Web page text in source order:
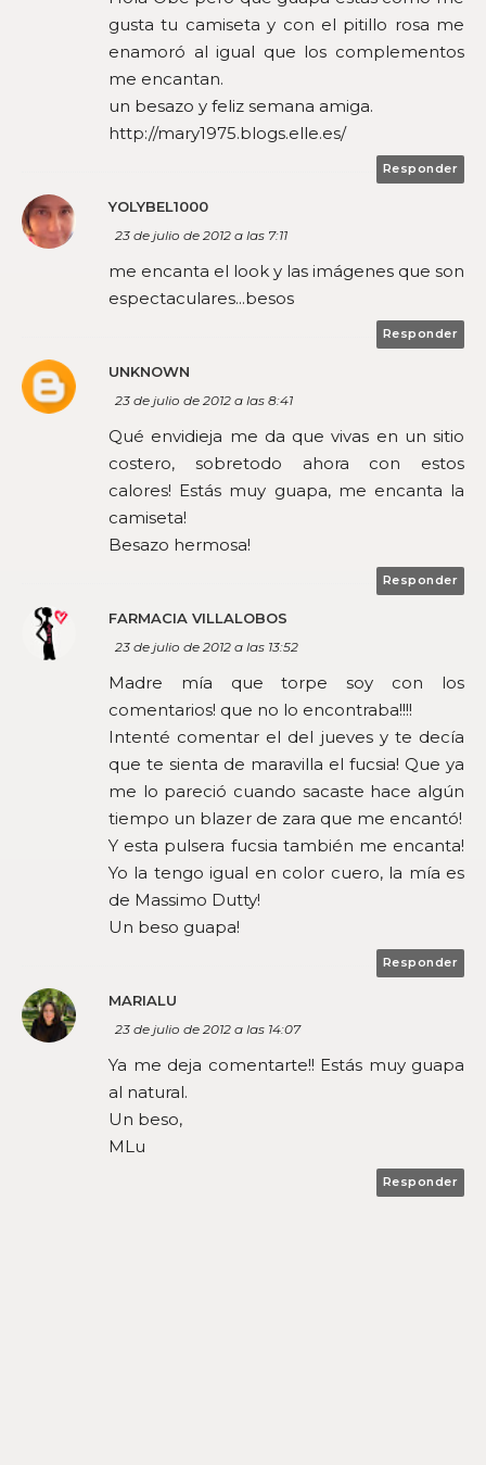
gusta tu camiseta y con el pitillo rosa me
enamoró al igual que los complementos
me encantan.
un besazo y feliz semana amiga.
http://mary1975.blogs.elle.es/
Responder
YOLYBEL1000
23 de julio de 2012 a las 7:11
me encanta el look y las imágenes que son
espectaculares...besos
Responder
UNKNOWN
23 de julio de 2012 a las 8:41
Qué envidieja me da que vivas en un sitio
costero, sobretodo ahora con estos
calores! Estás muy guapa, me encanta la
camiseta!
Besazo hermosa!
Responder
FARMACIA VILLALOBOS
23 de julio de 2012 a las 13:52
Madre mía que torpe soy con los
comentarios! que no lo encontraba!!!!
Intenté comentar el del jueves y te decía
que te sienta de maravilla el fucsia! Que ya
me lo pareció cuando sacaste hace algún
tiempo un blazer de zara que me encantó!
Y esta pulsera fucsia también me encanta!
Yo la tengo igual en color cuero, la mía es
de Massimo Dutty!
Un beso guapa!
Responder
MARIALU
23 de julio de 2012 a las 14:07
Ya me deja comentarte!! Estás muy guapa
al natural.
Un beso,
MLu
Responder